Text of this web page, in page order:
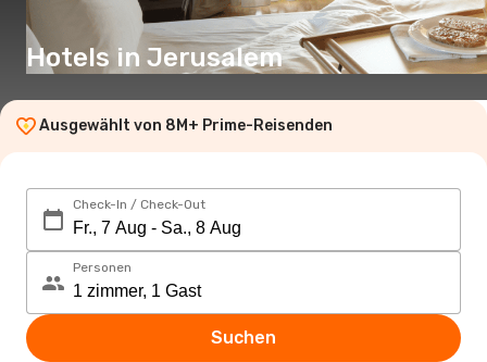
Hotels in Jerusalem
Ausgewählt von 8M+ Prime-Reisenden
Check-In / Check-Out
Personen
Suchen